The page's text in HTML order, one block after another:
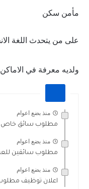
مأمن سكن
على من يتحدث اللغة
ولديه معرفة في
منذ بضع اعوام
مطلوب سائق خاص
منذ بضع اعوام
مطلوب سائقين للعمل براتب
منذ بضع اعوام
اعلان توظيف مطلوب